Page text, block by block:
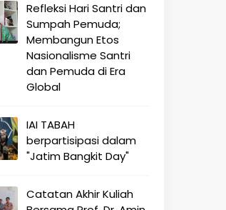
Refleksi Hari Santri dan
Sumpah Pemuda;
Membangun Etos
Nasionalisme Santri
dan Pemuda di Era
Global
IAI TABAH
berpartisipasi dalam
"Jatim Bangkit Day"
Catatan Akhir Kuliah